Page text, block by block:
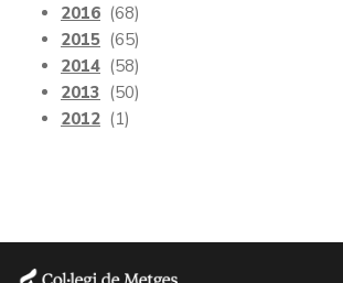
2016 (68)
2015 (65)
2014 (58)
2013 (50)
2012 (1)